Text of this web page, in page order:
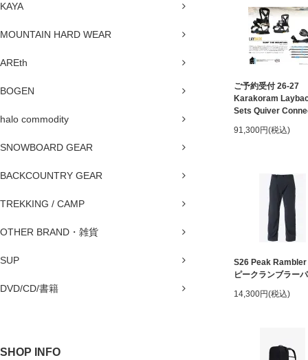
KAYA
MOUNTAIN HARD WEAR
AREth
BOGEN
halo commodity
SNOWBOARD GEAR
BACKCOUNTRY GEAR
TREKKING / CAMP
OTHER BRAND・雑貨
SUP
DVD/CD/書籍
SHOP INFO
ご予約受付 26-27
Karakoram
Sets Quiver
91,300円(税込)
S26 Peak
ピークランブラー
14,300円(税込)